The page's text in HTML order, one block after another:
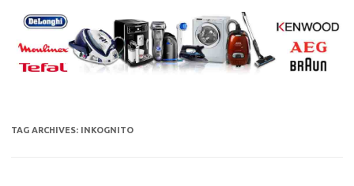
content
TAG ARCHIVES: INKOGNITO